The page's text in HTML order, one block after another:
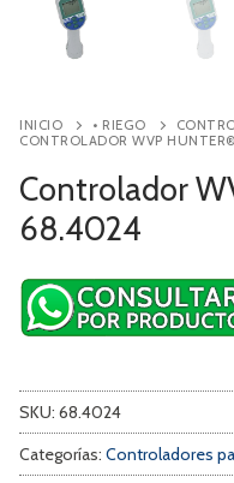
INICIO • RIEGO
CONTROLADOR WVP
Controlador
68.4024
SKU: 68.4024
Categorías: Controladores